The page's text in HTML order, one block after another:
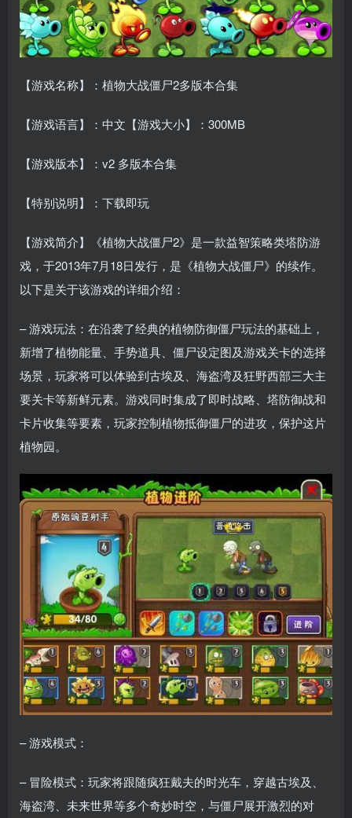
【游戏名称】：植物大战僵尸2多版本合集
【游戏语言】：中文【游戏大小】：300MB
【游戏版本】：v2 多版本合集
【特别说明】：下载即玩
【游戏简介】《植物大战僵尸2》是一款益智策略类塔防游
戏，于2013年7月18日发行，是《植物大战僵尸》的续作。
以下是关于该游戏的详细介绍：
– 游戏玩法：在沿袭了经典的植物防御僵尸玩法的基础上，
新增了植物能量、手势道具、僵尸设定图及游戏关卡的选择
场景，玩家将可以体验到古埃及、海盗湾及狂野西部三大主
要关卡等新鲜元素。游戏同时集成了即时战略、塔防御战和
卡片收集等要素，玩家控制植物抵御僵尸的进攻，保护这片
植物园。
– 游戏模式：
– 冒险模式：玩家将跟随疯狂戴夫的时光车，穿越古埃及、
海盗湾、未来世界等多个奇妙时空，与僵尸展开激烈的对